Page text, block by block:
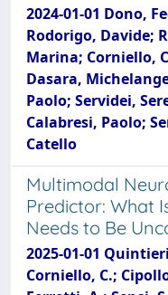
2024-01-01 Dono,
Rodorigo, Davide;
Marina; Corniello,
Dasara,
Paolo; Servidei,
Calabresi, Paolo;
Catello
Multimodal
Predictor: What
Needs to Be
2025-01-01
Corniello, C.;